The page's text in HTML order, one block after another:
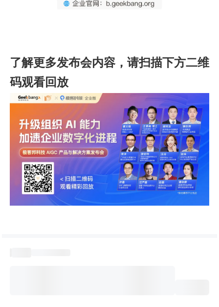
了解更多发布会内容，请扫描下方二维
码观看回放